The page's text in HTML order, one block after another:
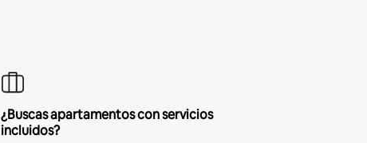
¿Buscas apartamentos con servicios
incluidos?